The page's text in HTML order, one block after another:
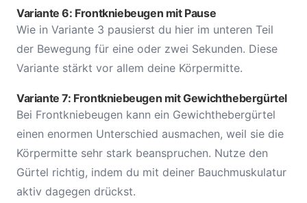
Variante 6: Frontkniebeugen mit Pause
Wie in Variante 3 pausierst du hier im unteren Teil
der Bewegung für eine oder zwei Sekunden. Diese
Variante stärkt vor allem deine Körpermitte.
Variante 7: Frontkniebeugen mit Gewichthebergürtel
Bei Frontkniebeugen kann ein Gewichthebergürtel
einen enormen Unterschied ausmachen, weil sie die
Körpermitte sehr stark beanspruchen. Nutze den
Gürtel richtig, indem du mit deiner Bauchmuskulatur
aktiv dagegen drückst.